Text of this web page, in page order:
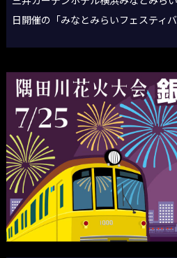
日開催の「みなとみらいフェスティ